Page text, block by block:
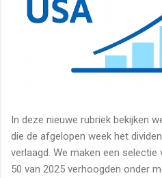
In deze nieuwe rubriek bekijken
die de afgelopen week het
verlaagd. We maken een selectie
50 van 2025 verhoogden onder